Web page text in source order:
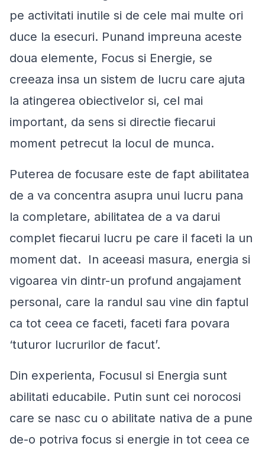
pe activitati inutile si de cele mai multe ori
duce la esecuri. Punand impreuna aceste
doua elemente, Focus si Energie, se
creeaza insa un sistem de lucru care ajuta
la atingerea obiectivelor si, cel mai
important, da sens si directie fiecarui
moment petrecut la locul de munca.
Puterea de focusare este de fapt abilitatea
de a va concentra asupra unui lucru pana
la completare, abilitatea de a va darui
complet fiecarui lucru pe care il faceti la un
moment dat. In aceeasi masura, energia si
vigoarea vin dintr-un profund angajament
personal, care la randul sau vine din faptul
ca tot ceea ce faceti, faceti fara povara
‘tuturor lucrurilor de facut’.
Din experienta, Focusul si Energia sunt
abilitati educabile. Putin sunt cei norocosi
care se nasc cu o abilitate nativa de a pune
de-o potriva focus si energie in tot ceea ce